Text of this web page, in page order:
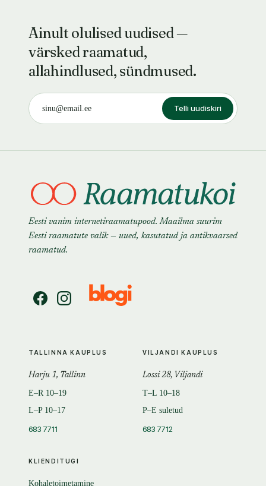
Ainult olulised uudised —
värsked raamatud,
allahindlused, sündmused.
Telli uudiskiri
Eesti vanim internetiraamatupood. Maailma suurim
Eesti raamatute valik — uued, kasutatud ja antikvaarsed
raamatud.
KLIENDITUGI
Kohaletoimetamine
TALLINNA KAUPLUS
Harju 1, Tallinn
E–R 10–19
L–P 10–17
683 7711
VILJANDI KAUPLUS
Lossi 28, Viljandi
T–L 10–18
P–E suletud
683 7712